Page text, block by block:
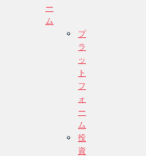
ー
ム
プ
ラ
ッ
ト
フ
ォ
ー
ム
投
資